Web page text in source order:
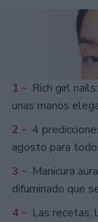
1 - Rich girl
unas manos
2 - 4
agosto para
3 - Manicura
difuminado que
4 - Las recetas,